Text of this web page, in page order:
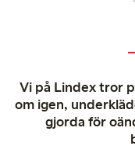
Vi på Lindex tror
om igen,
gjorda för